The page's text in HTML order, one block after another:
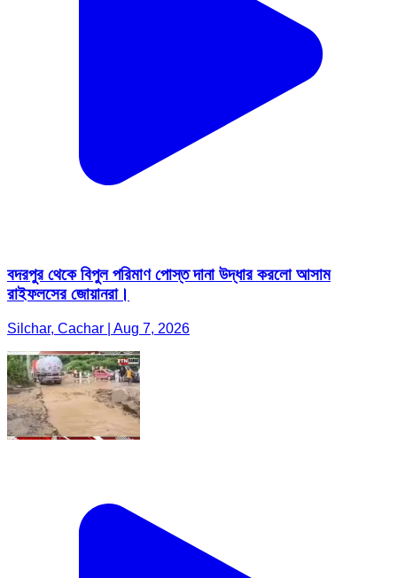
বদরপুর থেকে বিপুল পরিমাণ পোস্ত দানা উদ্ধার করলো আসাম
রাইফলসের জোয়ানরা।
Silchar, Cachar | Aug 7, 2026